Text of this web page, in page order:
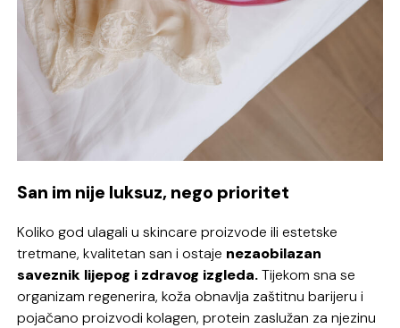
San im nije luksuz, nego prioritet
Koliko god ulagali u skincare proizvode ili estetske
tretmane, kvalitetan san i ostaje nezaobilazan
saveznik lijepog i zdravog izgleda.Tijekom sna se
organizam regenerira, koža obnavlja zaštitnu barijeru i
pojačano proizvodi kolagen, protein zaslužan za njezinu